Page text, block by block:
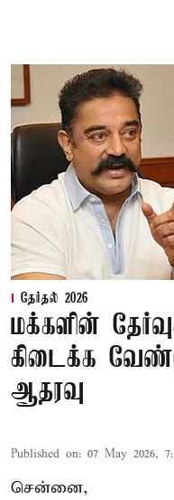
தேர்தல் 2026
மக்களின்
கிடைக்க
ஆதரவு
Published on: 07 May 2026,
சென்னை,